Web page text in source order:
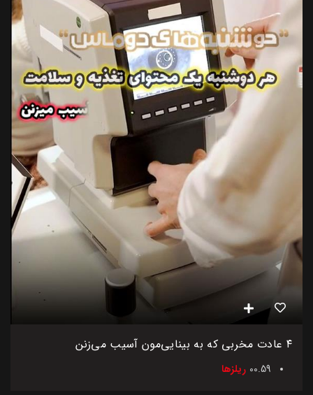
۴ عادت مخربی که به بینایی‌مون آسیب می‌زنن
00.59 ریلزها